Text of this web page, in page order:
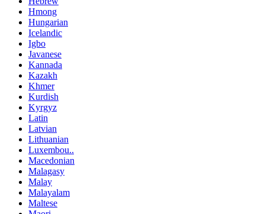
Hmong
Hungarian
Icelandic
Igbo
Javanese
Kannada
Kazakh
Khmer
Kurdish
Kyrgyz
Latin
Latvian
Lithuanian
Luxembou..
Macedonian
Malagasy
Malay
Malayalam
Maltese